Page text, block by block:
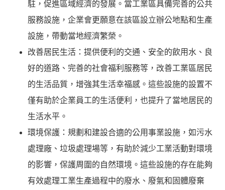
駐，促進區域經濟的發展。當工業區具備完善的公共
服務設施，企業會更願意在該區設立辦公地點和生產
設施，帶動當地經濟繁榮。
改善居民生活：提供便利的交通、安全的飲用水、良
好的道路、完善的社會福利服務等，改善工業區居民
的生活品質，增強其生活幸福感。這些設施的設置不
僅有助於企業員工的生活便利，也提升了當地居民的
生活水平。
環境保護：規劃和建設合適的公用事業設施，如污水
處理廠、垃圾處理場等，有助於減少工業活動對環境
的影響，保護周圍的自然環境。這些設施的存在能夠
有效處理工業生產過程中的廢水、廢氣和固體廢棄